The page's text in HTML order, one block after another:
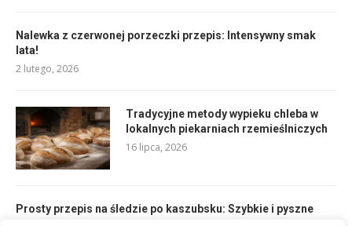
Nalewka z czerwonej porzeczki przepis: Intensywny smak
lata!
2 lutego, 2026
Tradycyjne metody wypieku chleba w
lokalnych piekarniach rzemieślniczych
16 lipca, 2026
Prosty przepis na śledzie po kaszubsku: Szybkie i pyszne